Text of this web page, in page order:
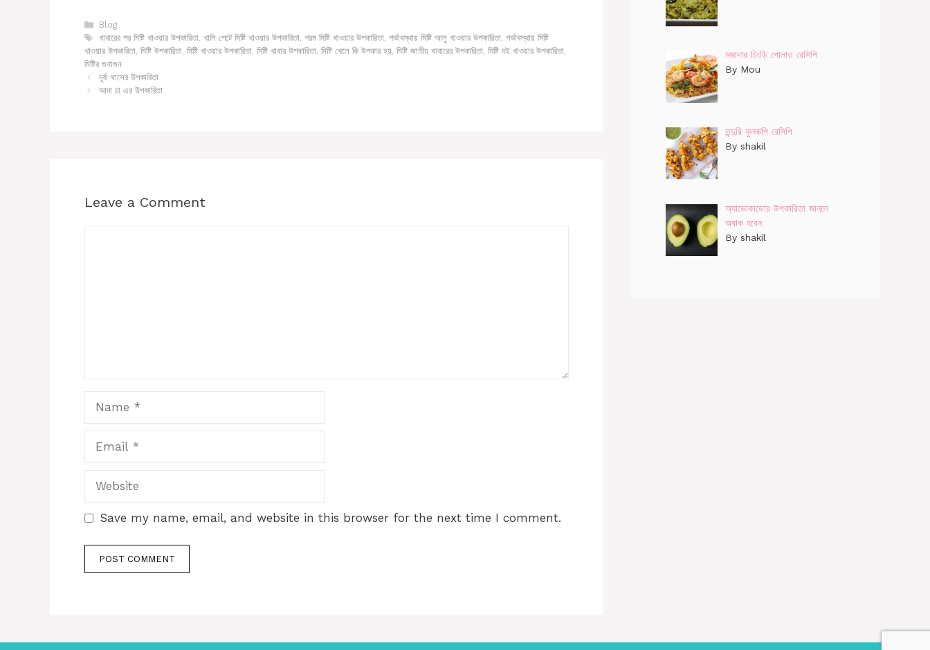
Categories
Blog
Tags
খাবারের পর মিষ্টি খাওয়ার উপকারিতা, খালি পেটে মিষ্টি খাওয়ার উপকারিতা, গরম মিষ্টি খাওয়ার উপকারিতা, গর্ভাবস্থায় মিষ্টি আলু খাওয়ার উপকারিতা, গর্ভাবস্থায় মিষ্টি
খাওয়ার উপকারিতা, মিষ্টি উপকারিতা, মিষ্টি খাওয়ার উপকারিতা, মিষ্টি খাবার উপকারিতা, মিষ্টি খেলে কি উপকার হয়, মিষ্টি জাতীয় খাবারের উপকারিতা, মিষ্টি দই খাওয়ার উপকারিতা,
মিষ্টির গুনাগুন
দূর্বা ঘাসের উপকারিতা
আদা চা এর উপকারিতা
Leave a Comment
Website
Save my name, email, and website in this browser for the next time I comment.
মজাদার চিংড়ি পোলাও রেসিপি
By Mou
তন্দুরি ফুলকপি রেসিপি
By shakil
অ্যাভোকাডোর উপকারিতা জানলে
অবাক হবেন
By shakil